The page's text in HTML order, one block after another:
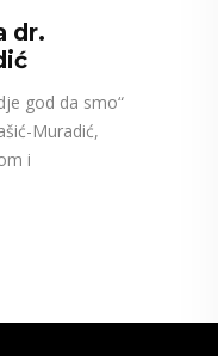
dr.
god da smo“
Muradić,
i